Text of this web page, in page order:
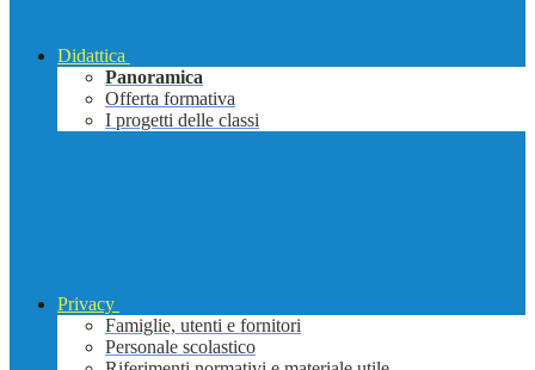
Didattica
Panoramica
Offerta formativa
I progetti delle classi
Privacy
Famiglie, utenti e fornitori
Personale scolastico